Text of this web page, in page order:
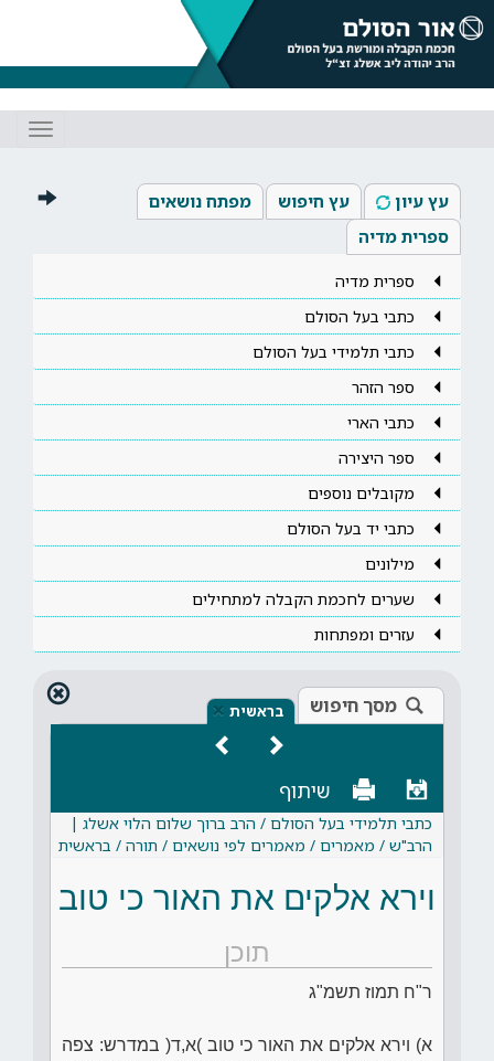
עץ עיון עץ חיפוש
מפתח נושאים
ספרית מדיה
ספרית מדיה
כתבי בעל הסולם
כתבי תלמידי בעל הסולם
ספר הזהר
כתבי הארי
ספר היצירה
מקובלים נוספים
כתבי יד בעל הסולם
מילונים
שערים לחכמת הקבלה למתחילים
עזרים ומפתחות
מסך חיפוש בראשית ×
שיתוף
כתבי תלמידי בעל הסולם / הרב ברוך שלום הלוי אשלג |
הרב"ש / מאמרים / מאמרים לפי נושאים / תורה / בראשית
וירא אלקים את האור כי טוב
תוכן
ר"ח תמוז תשמ"ג
א) וירא אלקים את האור כי טוב )א,ד( במדרש: צפה